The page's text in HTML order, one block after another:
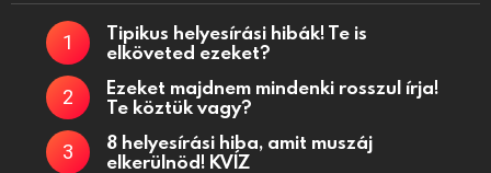
Tipikus helyesírási hibák! Te is
elköveted ezeket?
Ezeket majdnem mindenki rosszul írja!
Te köztük vagy?
8 helyesírási hiba, amit muszáj
elkerülnöd! KVÍZ